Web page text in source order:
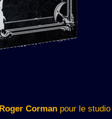
Roger Corman pour le studio